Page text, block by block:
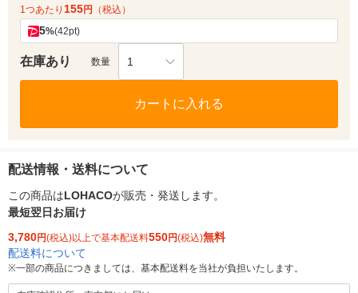
1つあたり 155円 （税込）
5%(42pt)
在庫あり 数量 1
カートに入れる
配送情報・送料について
この商品はLOHACOが販売・発送します。
最短翌日お届け
3,780円(税込)以上で基本配送料550円(税込)無料
配送料について
※一部の商品につきましては、基本配送料を当社が負担いたします。